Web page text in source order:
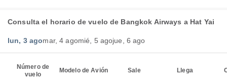
Consulta el horario de vuelo de Bangkok Airways a Hat Yai
lun, 3 agomar, 4 agomié, 5 agojue, 6 ago
Número de
vuelo
Modelo de Avión Sale Llega